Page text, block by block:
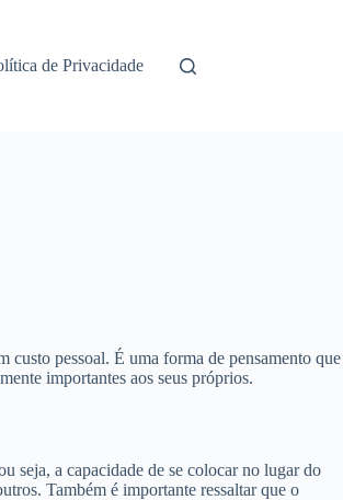
de Privacidade
pessoal. É uma forma de pensamento que
importantes aos seus próprios.
seja, a capacidade de se colocar no lugar do
Também é importante ressaltar que o